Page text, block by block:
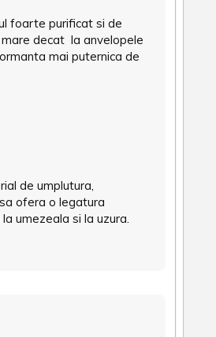
foarte purificat si de
decat la anvelopele
mai puternica de
de umplutura,
ofera o legatura
umezeala si la uzura.